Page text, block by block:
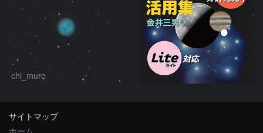
chi_muro
サイトマップ
ホーム